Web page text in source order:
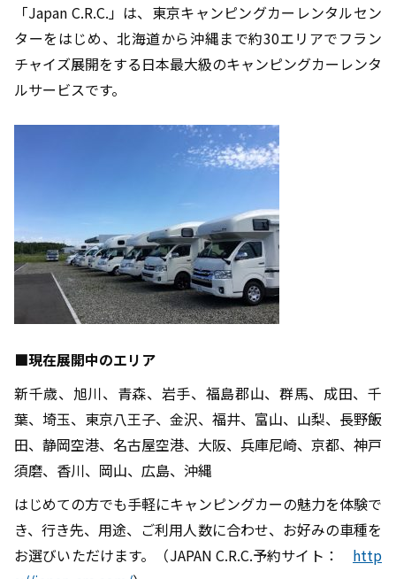
「Japan C.R.C.」は、東京キャンピングカーレンタルセン
ターをはじめ、北海道から沖縄まで約30エリアでフラン
チャイズ展開をする日本最大級のキャンピングカーレンタ
ルサービスです。
■現在展開中のエリア
新千歳、旭川、青森、岩手、福島郡山、群馬、成田、千
葉、埼玉、東京八王子、金沢、福井、富山、山梨、長野飯
田、静岡空港、名古屋空港、大阪、兵庫尼崎、京都、神戸
須磨、香川、岡山、広島、沖縄
はじめての方でも手軽にキャンピングカーの魅力を体験で
き、行き先、用途、ご利用人数に合わせ、お好みの車種を
お選びいただけます。（JAPAN C.R.C.予約サイト： http